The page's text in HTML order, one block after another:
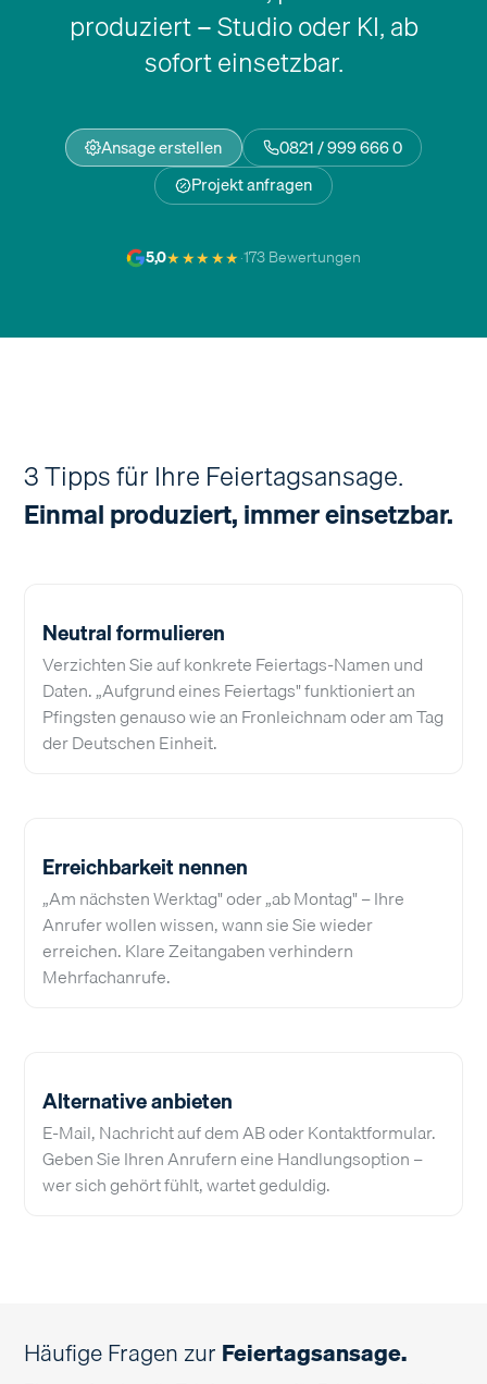
produziert – Studio oder KI, ab
sofort einsetzbar.
Ansage erstellen
0821 / 999 666 0
Projekt anfragen
5,0★★★★★·173 Bewertungen
3 Tipps für Ihre Feiertagsansage.
Einmal produziert, immer einsetzbar.
Neutral formulieren
Verzichten Sie auf konkrete Feiertags-Namen und
Daten. „Aufgrund eines Feiertags" funktioniert an
Pfingsten genauso wie an Fronleichnam oder am Tag
der Deutschen Einheit.
Erreichbarkeit nennen
„Am nächsten Werktag" oder „ab Montag" – Ihre
Anrufer wollen wissen, wann sie Sie wieder
erreichen. Klare Zeitangaben verhindern
Mehrfachanrufe.
Alternative anbieten
E-Mail, Nachricht auf dem AB oder Kontaktformular.
Geben Sie Ihren Anrufern eine Handlungsoption –
wer sich gehört fühlt, wartet geduldig.
Häufige Fragen zur Feiertagsansage.